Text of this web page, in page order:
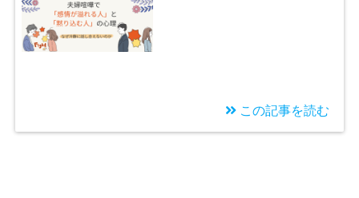
が消えない理由〜被害
者・加害者・傍観者が
重なる困難
この記事を読む